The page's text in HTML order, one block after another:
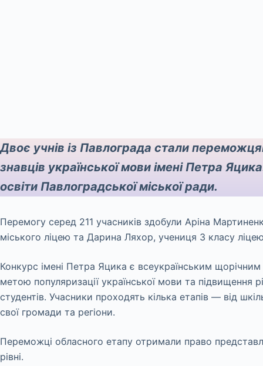
Двоє учнів із Павлограда стали
знавців української мови імені Петра
освіти Павлоградської міської ради.
Перемогу серед 211 учасників здобули Аріна
міського ліцею та Дарина Ляхор, учениця 3 класу
Конкурс імені Петра Яцика є всеукраїнським
метою популяризації української мови та підвищення
студентів. Учасники проходять кілька етапів — від
свої громади та регіони.
Переможці обласного етапу отримали право
рівні.